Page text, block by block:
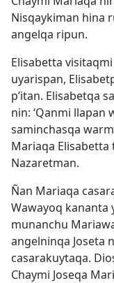
Nisqaykiman hina
angelqa ripun.
Elisabetta
uyarispan,
p’itan. Elisabetqa
nin: ‘Qanmi
saminchasqa
Mariaqa
Nazaretman.
Ñan Mariaqa
Wawayoq kananta
munanchu
angelninqa Joseta
casarakuytaqa.
Chaymi Joseqa